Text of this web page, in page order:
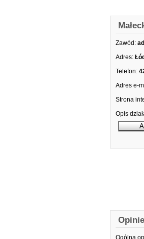
Zawód:
Adres:
Telefon:
Adres e-
Strona
Opis
Ogólna